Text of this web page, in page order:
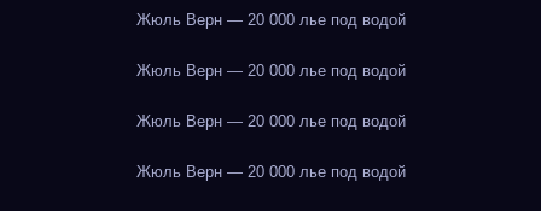
Жюль Верн — 20 000 лье под водой
Жюль Верн — 20 000 лье под водой
Жюль Верн — 20 000 лье под водой
Жюль Верн — 20 000 лье под водой